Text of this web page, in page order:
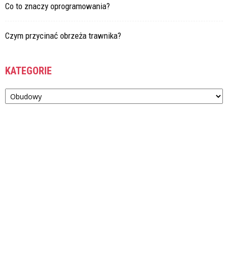
Co to znaczy oprogramowania?
Czym przycinać obrzeża trawnika?
KATEGORIE
Kategorie